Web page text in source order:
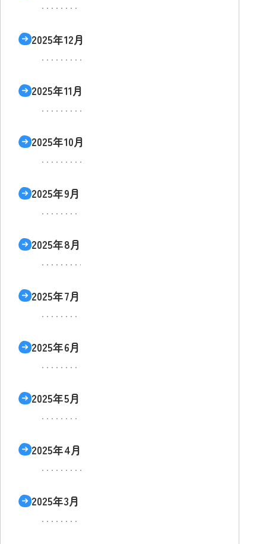
2025年12月
2025年11月
2025年10月
2025年9月
2025年8月
2025年7月
2025年6月
2025年5月
2025年4月
2025年3月